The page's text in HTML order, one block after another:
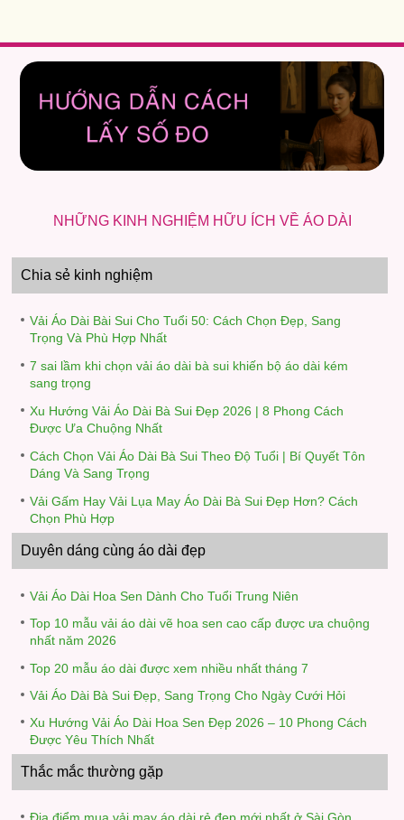
NHỮNG KINH NGHIỆM HỮU ÍCH VỀ ÁO DÀI
Chia sẻ kinh nghiệm
Vải Áo Dài Bài Sui Cho Tuổi 50: Cách Chọn Đẹp, Sang
Trọng Và Phù Hợp Nhất
7 sai lầm khi chọn vải áo dài bà sui khiến bộ áo dài kém
sang trọng
Xu Hướng Vải Áo Dài Bà Sui Đẹp 2026 | 8 Phong Cách
Được Ưa Chuộng Nhất
Cách Chọn Vải Áo Dài Bà Sui Theo Độ Tuổi | Bí Quyết Tôn
Dáng Và Sang Trọng
Vải Gấm Hay Vải Lụa May Áo Dài Bà Sui Đẹp Hơn? Cách
Chọn Phù Hợp
Duyên dáng cùng áo dài đẹp
Vải Áo Dài Hoa Sen Dành Cho Tuổi Trung Niên
Top 10 mẫu vải áo dài vẽ hoa sen cao cấp được ưa chuộng
nhất năm 2026
Top 20 mẫu áo dài được xem nhiều nhất tháng 7
Vải Áo Dài Bà Sui Đẹp, Sang Trọng Cho Ngày Cưới Hỏi
Xu Hướng Vải Áo Dài Hoa Sen Đẹp 2026 – 10 Phong Cách
Được Yêu Thích Nhất
Thắc mắc thường gặp
Địa điểm mua vải may áo dài rẻ đẹp mới nhất ở Sài Gòn